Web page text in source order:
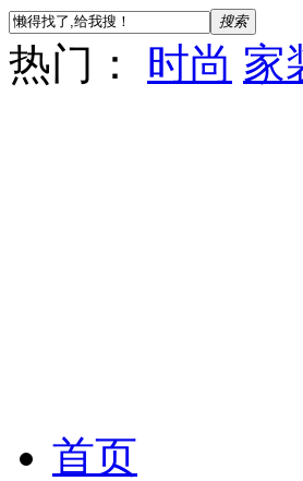
搜索
热门： 时尚 家
首页